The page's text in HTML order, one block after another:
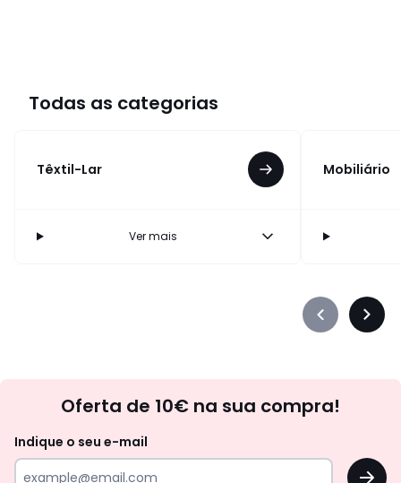
Todas as categorias
Têxtil-Lar
Ver mais
Mobiliário
Précédent
Oferta de 10€ na sua compra!
Indique o seu e-mail
OK